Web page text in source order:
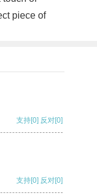
piece of
支持[0] 反对[0]
支持[0] 反对[0]